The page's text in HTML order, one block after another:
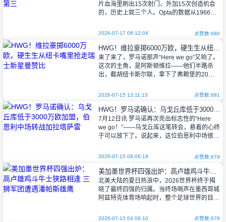
片血海里刷出15次射门、外加15次创造机会
的，历史上就三个人。Opta的数据从1966年
1986年的马拉多纳，2
2026-07-17 08:12:04 点赞数:680
来了来了，罗马诺那声“Here we go”又响了。
这次的主角，是阿斯顿维拉——他们半路杀
出，截胡纽卡斯尔联，拿下了弗赖堡的20岁
2026-07-15 12:11:13 点赞数:681
HWG！罗马诺确认：乌戈丘库低于3000万欧加盟，伯恩利中场转战加拉塔萨雷
7月12日讯 罗马诺再次亮出标志性的“Here
we go！”——乌戈丘库这笔转会，悬着的心终
于可以放下了。说起来，这位伯恩利中场很快
了3000万欧元以
2026-07-15 08:06:18 点赞数:679
美加墨世界杯四强出炉：高卢雄鸡斗牛士狭路相逢 三狮军团遭遇潘帕斯雄鹰
北美大陆的夏日热浪中，2026世界杯终于揭
晓了最终四强的归属。当终场哨声在墨西哥城
阿兹特克体育场响起时，整个足球世界的目光
牙将上演欧陆巅峰对决，而英格兰与阿
2026-07-15 04:08:10 点赞数:679